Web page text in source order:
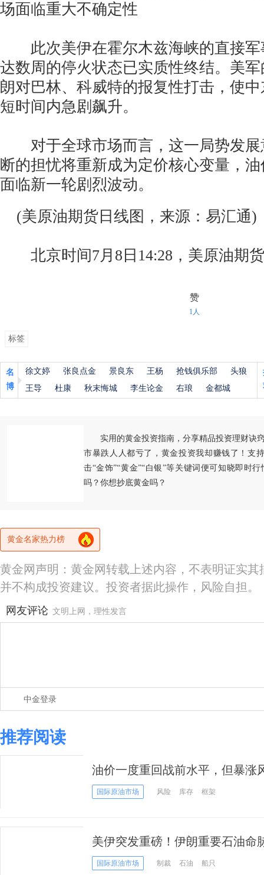
场面临重大不确定性
此次美伊在霍尔木兹海峡的直接军
达数周的停火状态已实质性终结。美
朗对巴林、科威特的报复性打击，使
短时间内急剧飙升。
对于全球市场而言，这一局势发展
断的担忧将重新成为定价核心变量，
面临新一轮剧烈波动。
(美原油期货日线图，来源：易汇通)
北京时间7月8日14:28，美原油期货
赞
1人
标签
名
博
徐文婷 张良点金 景良东 王杨 抢钱俱乐部
头狼
王导
杜康 秋末悔城 李生论金 右琅 金都城
实用的黄金投资指南，分享精品投资理财诀
市暴跌人人都亏了，黄金投资我却赚钱了！支
击“金饰”“黄金”“白银”等关键词便可知晓即时
吗？你想抄底黄金吗？
黄金名家热力榜
黄金网声明：黄金网转载上述内容，不表明证实
并不构成投资建议。投资者据此操作，风险自担。
网友评论 文明上网，理性发言
中金登录
推荐阅读
油价一度重回战前水平，但暴涨
国际原油市场 风险 库存 框架
美伊突发重磅！伊朗重要石油命
国发动“毁灭性回应”
国际原油市场 制裁 石油 船只